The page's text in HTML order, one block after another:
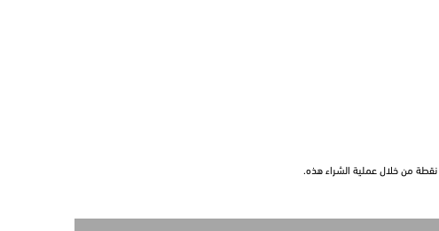
نقطة من خلال عملية الشراء هذه.